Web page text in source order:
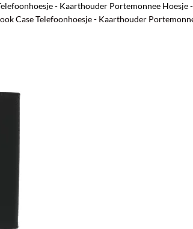
- Kaarthouder Portemonnee Hoesje
Case Telefoonhoesje - Kaarthouder